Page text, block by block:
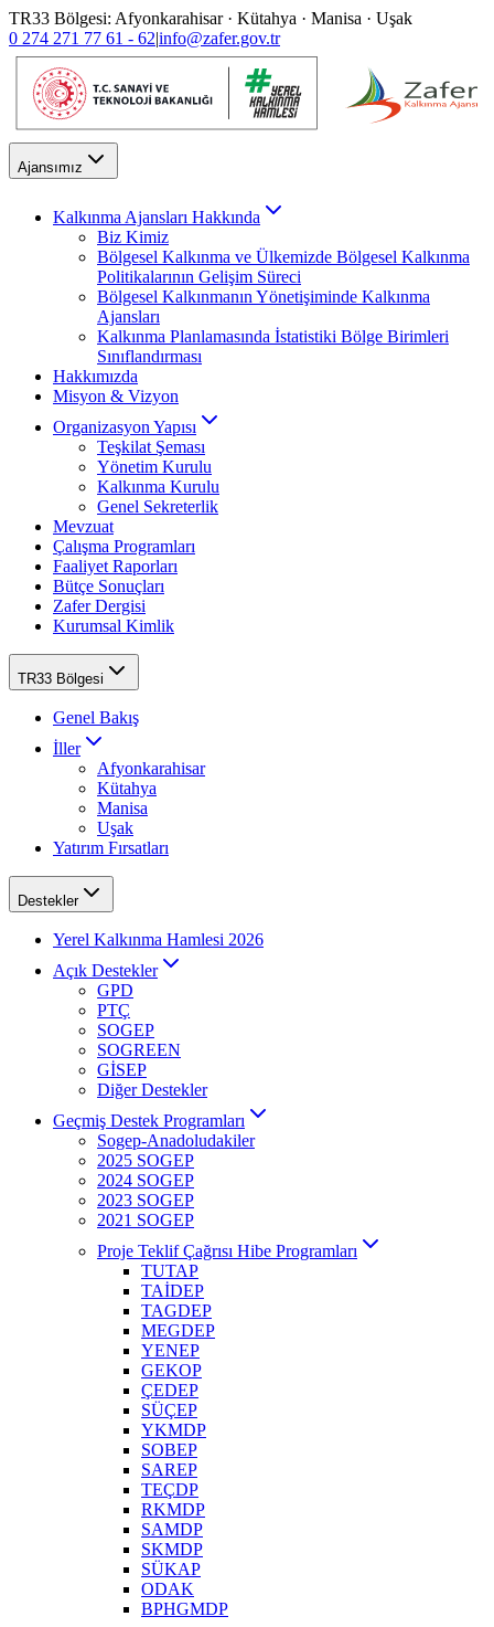
TR33 Bölgesi: Afyonkarahisar · Kütahya · Manisa · Uşak
0 274 271 77 61 - 62|info@zafer.gov.tr
Ajansımız
Kalkınma Ajansları Hakkında
Biz Kimiz
Bölgesel Kalkınma ve Ülkemizde Bölgesel Kalkınma
Politikalarının Gelişim Süreci
Bölgesel Kalkınmanın Yönetişiminde Kalkınma
Ajansları
Kalkınma Planlamasında İstatistiki Bölge Birimleri
Sınıflandırması
Hakkımızda
Misyon & Vizyon
Organizasyon Yapısı
Teşkilat Şeması
Yönetim Kurulu
Kalkınma Kurulu
Genel Sekreterlik
Mevzuat
Çalışma Programları
Faaliyet Raporları
Bütçe Sonuçları
Zafer Dergisi
Kurumsal Kimlik
TR33 Bölgesi
Genel Bakış
İller
Afyonkarahisar
Kütahya
Manisa
Uşak
Yatırım Fırsatları
Destekler
Yerel Kalkınma Hamlesi 2026
Açık Destekler
GPD
PTÇ
SOGEP
SOGREEN
GİSEP
Diğer Destekler
Geçmiş Destek Programları
Sogep-Anadoludakiler
2025 SOGEP
2024 SOGEP
2023 SOGEP
2021 SOGEP
Proje Teklif Çağrısı Hibe Programları
TUTAP
TAİDEP
TAGDEP
MEGDEP
YENEP
GEKOP
ÇEDEP
SÜÇEP
YKMDP
SOBEP
SAREP
TEÇDP
RKMDP
SAMDP
SKMDP
SÜKAP
ODAK
BPHGMDP